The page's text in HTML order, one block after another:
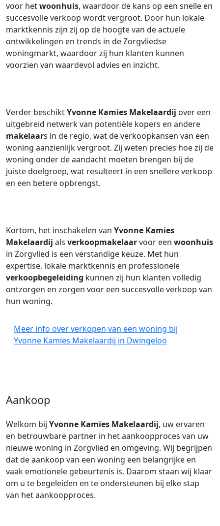
voor hetwoonhuis, waardoor de kans op een snelle en
succesvolle verkoop wordt vergroot. Door hun lokale
marktkennis zijn zij op de hoogte van de actuele
ontwikkelingen en trends in de Zorgvliedse
woningmarkt, waardoor zij hun klanten kunnen
voorzien van waardevol advies en inzicht.
Verder beschiktYvonne Kamies Makelaardij over een
uitgebreid netwerk van potentiële kopers en andere
makelaars in de regio, wat de verkoopkansen van een
woning aanzienlijk vergroot. Zij weten precies hoe zij de
woning onder de aandacht moeten brengen bij de
juiste doelgroep, wat resulteert in een snellere verkoop
en een betere opbrengst.
Kortom, het inschakelen van Yvonne Kamies
Makelaardij als verkoopmakelaarvoor een woonhuis
in Zorgvlied is een verstandige keuze. Met hun
expertise, lokale marktkennis en professionele
verkoopbegeleiding kunnen zij hun klanten volledig
ontzorgen en zorgen voor een succesvolle verkoop van
hun woning.
Meer info over verkopen van een woning bij
Yvonne Kamies Makelaardij in Dwingeloo
Aankoop
Welkom bij Yvonne Kamies Makelaardij, uw ervaren
en betrouwbare partner in het aankoopproces van uw
nieuwe woning in Zorgvlied en omgeving. Wij begrijpen
dat de aankoop van een woning een belangrijke en
vaak emotionele gebeurtenis is. Daarom staan wij klaar
om u te begeleiden en te ondersteunen bij elke stap
van het aankoopproces.